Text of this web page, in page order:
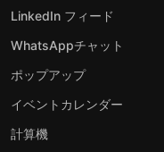
LinkedIn フィード
WhatsAppチャット
ポップアップ
イベントカレンダー
計算機